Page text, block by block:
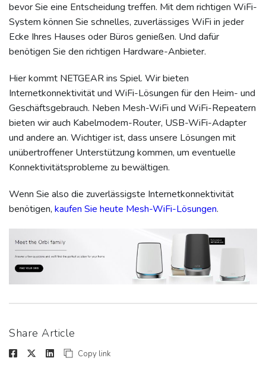
bevor Sie eine Entscheidung treffen. Mit dem richtigen WiFi-
System können Sie schnelles, zuverlässiges WiFi in jeder
Ecke Ihres Hauses oder Büros genießen. Und dafür
benötigen Sie den richtigen Hardware-Anbieter.
Hier kommt NETGEAR ins Spiel. Wir bieten
Internetkonnektivität und WiFi-Lösungen für den Heim- und
Geschäftsgebrauch. Neben Mesh-WiFi und WiFi-Repeatern
bieten wir auch Kabelmodem-Router, USB-WiFi-Adapter
und andere an. Wichtiger ist, dass unsere Lösungen mit
unübertroffener Unterstützung kommen, um eventuelle
Konnektivitätsprobleme zu bewältigen.
Wenn Sie also die zuverlässigste Internetkonnektivität
benötigen, kaufen Sie heute Mesh-WiFi-Lösungen.
Share Article
Copy link